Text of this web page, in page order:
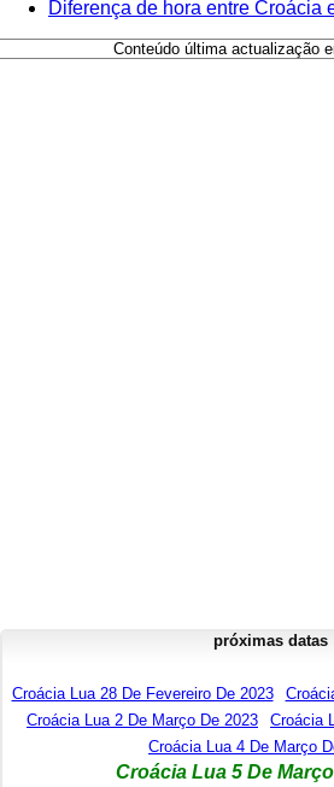
Diferença de hora entre Croácia
Conteúdo última actualização
próximas datas
Croácia Lua 28 De Fevereiro De 2023
Croácia Lua 2 De Março De 2023
Croácia
Croácia Lua 4 De Março
Croácia Lua 5 De